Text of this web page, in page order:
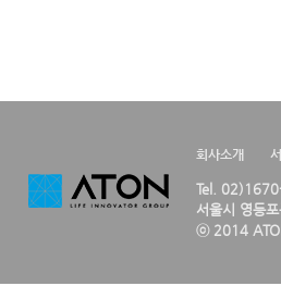
회사소개
Tel.
서울시 영등
ⓒ 2014